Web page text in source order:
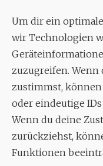
Um dir ein
wir Technologien
zuzugreifen. Wenn
zustimmst, können
oder eindeutige
Wenn du deine
zurückziehst,
Funktionen
Tel.